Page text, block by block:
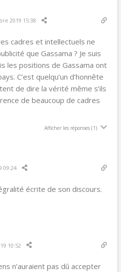
2019 15:38
cadres et intellectuels ne
que Gassama ? Je suis
les positions de Gassama ont
C’est quelqu’un d’honnête
de dire la vérité même s’ils
de beaucoup de cadres
Afficher les réponses (1)
09:24
écrite de son discours.
10:52
n’auraient pas dû accepter